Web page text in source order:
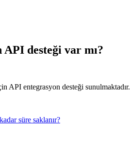
desteği var mı?
API entegrasyon desteği sunulmaktadır.
süre saklanır?